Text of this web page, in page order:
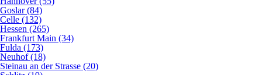
Goslar (84)
Celle (132)
Hessen (265)
Frankfurt Main (34)
Fulda (173)
Neuhof (18)
Steinau an der Strasse (20)